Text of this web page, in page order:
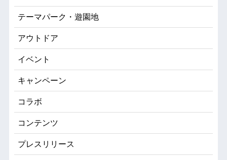
テーマパーク・遊園地
アウトドア
イベント
キャンペーン
コラボ
コンテンツ
プレスリリース